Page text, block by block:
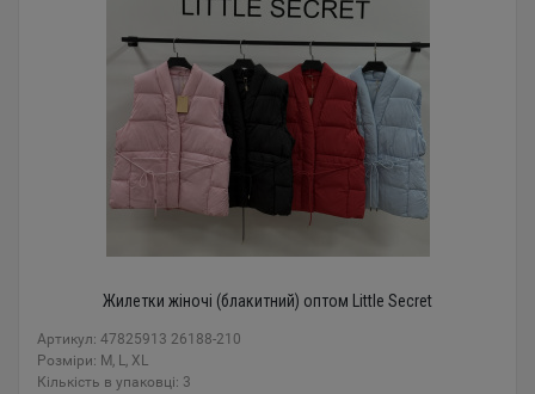
Жилетки жіночі (блакитний) оптом Little Secret
Артикул: 47825913 26188-210
Розміри: M, L, XL
Кількість в упаковці: 3